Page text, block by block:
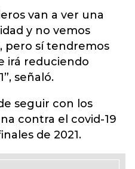
van a ver una
y no vemos
pero sí tendremos
irá reduciendo
señaló.
seguir con los
contra el covid-19
de 2021.